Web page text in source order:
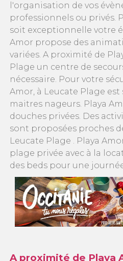
l'organisation de vos
professionnels ou privés.
soit exceptionnelle votre
Amor propose des
variées. A proximité de
Plage un centre de
nécessaire. Pour votre
Amor, à Leucate Plage
maitres nageurs. Playa
douches privées. Des
sont proposées proches
Leucate Plage . Playa
plage privée avec à la
des beds pour une
A proximité de Playa